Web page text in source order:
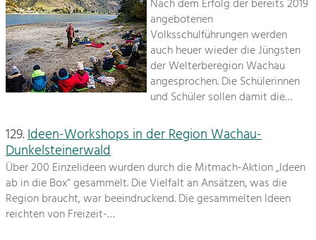
Nach dem Erfolg der bereits 2019
angebotenen
Volksschulführungen werden
auch heuer wieder die Jüngsten
der Welterberegion Wachau
angesprochen. Die Schülerinnen
und Schüler sollen damit die…
129.Ideen-Workshops in der Region Wachau-
Dunkelsteinerwald
Über 200 Einzelideen wurden durch die Mitmach-Aktion „Ideen
ab in die Box“ gesammelt. Die Vielfalt an Ansätzen, was die
Region braucht, war beeindruckend. Die gesammelten Ideen
reichten von Freizeit-…